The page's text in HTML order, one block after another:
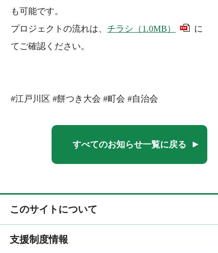
も可能です。
プロジェクトの流れは、 チラシ（1.0MB）
に
てご確認ください。
#江戸川区 #餅つき大会 #町会 #自治会
すべてのお知らせ一覧に戻る
このサイトについて
支援制度情報